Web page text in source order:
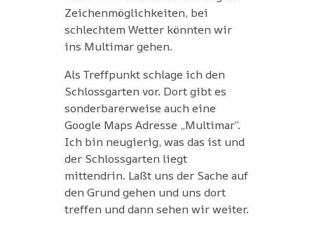
Zeichenmöglichkeiten, bei
schlechtem Wetter könnten wir
ins Multimar gehen.
Als Treffpunkt schlage ich den
Schlossgarten vor. Dort gibt es
sonderbarerweise auch eine
Google Maps Adresse „Multimar“.
Ich bin neugierig, was das ist und
der Schlossgarten liegt
mittendrin. Laßt uns der Sache auf
den Grund gehen und uns dort
treffen und dann sehen wir weiter.